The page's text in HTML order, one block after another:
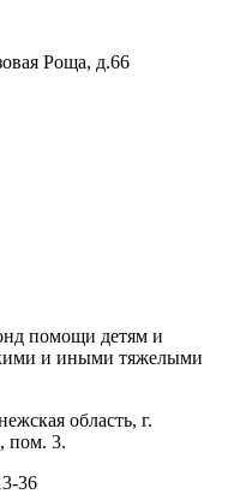
Роща, д.66
помощи детям и
и иными тяжелыми
область, г.
пом. 3.
36